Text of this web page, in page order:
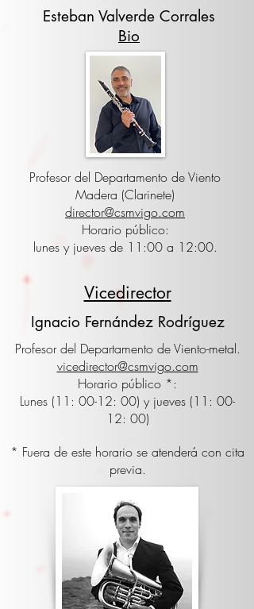
Esteban Valverde Corrales
Bio
Profesor del Departamento de Viento
Madera (Clarinete)
director@csmvigo.com
Horario público:
lunes y jueves de 11:00 a 12:00.
Vicedirector
Ignacio Fernández Rodríguez
Profesor del Departamento de Viento-metal.
vicedirector@csmvigo.com
Horario público *:
Lunes (11: 00-12: 00) y jueves (11: 00-
12: 00)
* Fuera de este horario se atenderá con cita
previa.